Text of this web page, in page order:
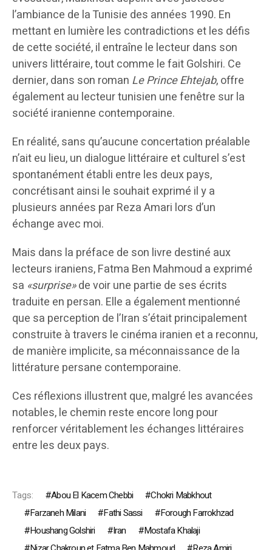
l’ambiance de la Tunisie des années 1990. En
mettant en lumière les contradictions et les défis
de cette société, il entraîne le lecteur dans son
univers littéraire, tout comme le fait Golshiri. Ce
dernier, dans son roman Le Prince Ehtejab, offre
également au lecteur tunisien une fenêtre sur la
société iranienne contemporaine.
En réalité, sans qu’aucune concertation préalable
n’ait eu lieu, un dialogue littéraire et culturel s’est
spontanément établi entre les deux pays,
concrétisant ainsi le souhait exprimé il y a
plusieurs années par Reza Amari lors d’un
échange avec moi.
Mais dans la préface de son livre destiné aux
lecteurs iraniens, Fatma Ben Mahmoud a exprimé
sa «surprise»de voir une partie de ses écrits
traduite en persan. Elle a également mentionné
que sa perception de l’Iran s’était principalement
construite à travers le cinéma iranien et a reconnu,
de manière implicite, sa méconnaissance de la
littérature persane contemporaine.
Ces réflexions illustrent que, malgré les avancées
notables, le chemin reste encore long pour
renforcer véritablement les échanges littéraires
entre les deux pays.
Tags: Abou El Kacem Chebbi
Chokri Mabkhout
Farzaneh Milani
Fathi Sassi
Forough Farrokhzad
Houshang Golshiri
Iran
Mostafa Khalaji